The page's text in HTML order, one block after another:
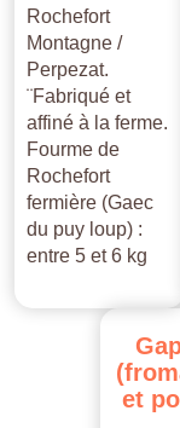
Rochefort
Montagne /
Perpezat.
¨Fabriqué et
affiné à la ferme.
Fourme de
Rochefort
fermière (Gaec
du puy loup) :
entre 5 et 6 kg
et